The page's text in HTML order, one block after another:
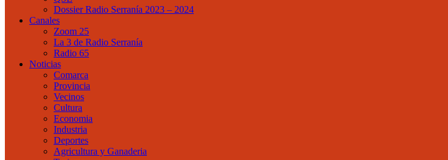
Dossier Radio Serranía 2023 – 2024
Canales
Zoom 25
La 3 de Radio Serranía
Radio 65
Noticias
Comarca
Provincia
Vecinos
Cultura
Economia
Industria
Deportes
Agricultura y Ganaderia